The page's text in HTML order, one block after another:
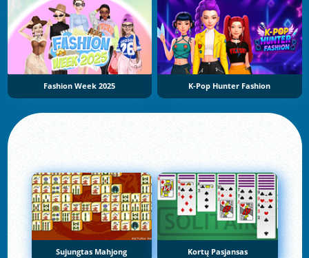
Fashion Week 2025 K-Pop Hunter Fashion
Sujungtas Mahjong Kortų Pasjansas